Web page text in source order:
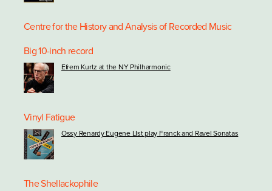
Centre for the History and Analysis of Recorded Music
Big 10-inch record
Efrem Kurtz at the NY Philharmonic
Vinyl Fatigue
Ossy Renardy Eugene LIst play Franck and Ravel Sonatas
The Shellackophile